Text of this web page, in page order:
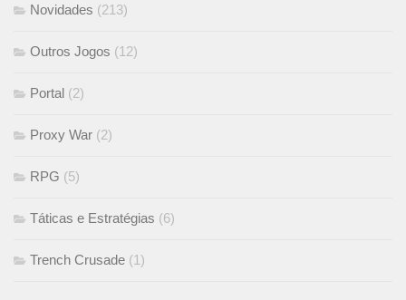
Novidades (213)
Outros Jogos (12)
Portal (2)
Proxy War (2)
RPG (5)
Táticas e Estratégias (6)
Trench Crusade (1)